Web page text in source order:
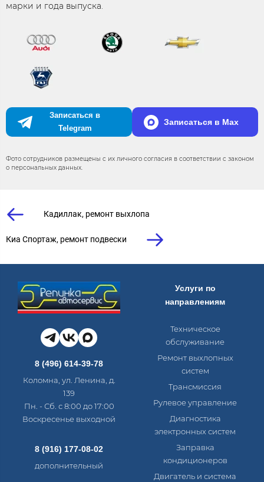
марки и года выпуска.
Записаться в
Telegram
Записаться в Max
Фото сотрудников размещены с их личного согласия в соответствии с законом
о персональных данных.
Кадиллак, ремонт выхлопа
Киа Спортаж, ремонт подвески
8 (496) 614-39-78
Коломна, ул. Ленина, д.
139
Пн. - Сб. с 8:00 до 17:00
Воскресенье выходной
8 (916) 177-08-02
дополнительный
Услуги по
направлениям
Техническое
обслуживание
Ремонт выхлопных
систем
Трансмиссия
Рулевое управление
Диагностика
электронных систем​
Заправка
кондиционеров
Двигатель и система